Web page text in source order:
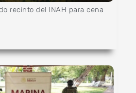
recinto del INAH para cena